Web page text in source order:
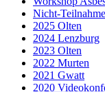
Nicht-
2025 Olten
2024 Lenzburg
2023 Olten
2022 Murten
2021 Gwatt
2020